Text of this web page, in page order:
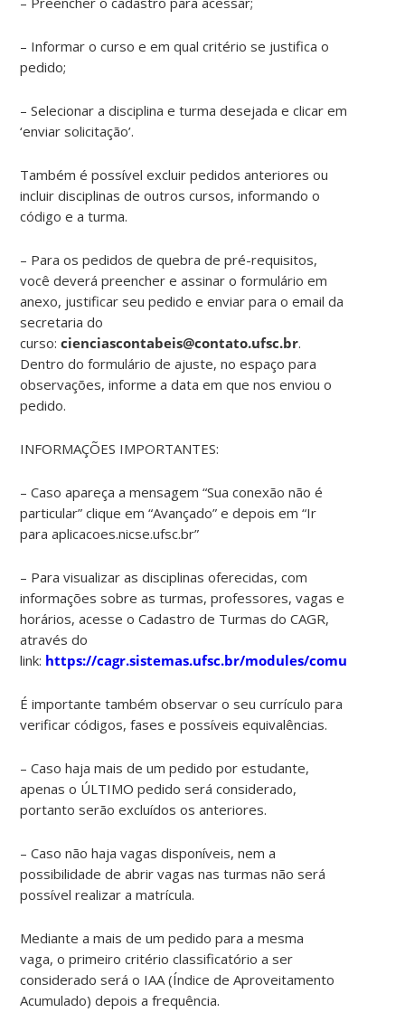
– Informar o curso e em qual critério se justifica o
pedido;
– Selecionar a disciplina e turma desejada e clicar em
‘enviar solicitação’.
Também é possível excluir pedidos anteriores ou
incluir disciplinas de outros cursos, informando o
código e a turma.
– Para os pedidos de quebra de pré-requisitos,
você deverá preencher e assinar o formulário em
anexo, justificar seu pedido e enviar para o email da
secretaria do
curso:cienciascontabeis@contato.ufsc.br.
Dentro do formulário de ajuste, no espaço para
observações, informe a data em que nos enviou o
pedido.
INFORMAÇÕES IMPORTANTES:
– Caso apareça a mensagem “Sua conexão não é
particular” clique em “Avançado” e depois em “Ir
para aplicacoes.nicse.ufsc.br”
– Para visualizar as disciplinas oferecidas, com
informações sobre as turmas, professores, vagas e
horários, acesse o Cadastro de Turmas do CAGR,
através do
link: https://cagr.sistemas.ufsc.br/modules/
É importante também observar o seu currículo para
verificar códigos, fases e possíveis equivalências.
– Caso haja mais de um pedido por estudante,
apenas o ÚLTIMO pedido será considerado,
portanto serão excluídos os anteriores.
– Caso não haja vagas disponíveis, nem a
possibilidade de abrir vagas nas turmas não será
possível realizar a matrícula.
Mediante a mais de um pedido para a mesma
vaga, o primeiro critério classificatório a ser
considerado será o IAA (Índice de Aproveitamento
Acumulado) depois a frequência.